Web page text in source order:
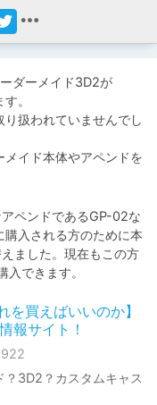
ダーメイド3D2が
。
扱われていませんでし
イド本体やアペンドを
ペンドであるGP-02な
入される方のために本
ました。現在もこの方
できます。
を買えばいいのか】
報サイト！
？3D2？カスタムキャス